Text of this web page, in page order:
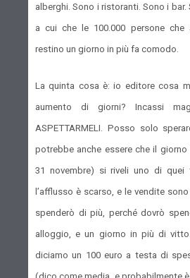
alberghi. Sono i ristoranti. Sono i
a cui che le 100.000 persone che
restino un giorno in più fa comodo.
La quinta cosa è: io editore cosa
aumento di giorni? Incassi
ASPETTARMELI. Posso solo
potrebbe anche essere che il
31 novembre) si riveli uno di quei
l’afflusso è scarso, e le vendite
spenderò di più, perché dovrò
alloggio, e un giorno in più di
diciamo un 100 euro a testa di